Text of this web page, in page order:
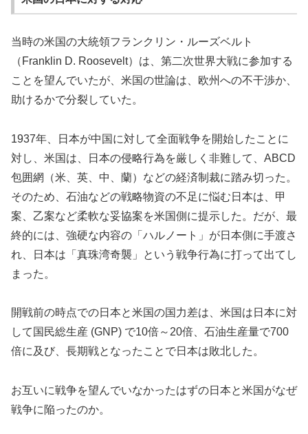
当時の米国の大統領フランクリン・ルーズベルト
（Franklin D. Roosevelt）は、第二次世界大戦に参加する
ことを望んでいたが、米国の世論は、欧州への不干渉か、
助けるかで分裂していた。
1937年、日本が中国に対して全面戦争を開始したことに
対し、米国は、日本の侵略行為を厳しく非難して、ABCD
包囲網（米、英、中、蘭）などの経済制裁に踏み切った。
そのため、石油などの戦略物資の不足に悩む日本は、甲
案、乙案など柔軟な妥協案を米国側に提示した。だが、最
終的には、強硬な内容の「ハルノート」が日本側に手渡さ
れ、日本は「真珠湾奇襲」という戦争行為に打って出てし
まった。
開戦前の時点での日本と米国の国力差は、米国は日本に対
して国民総生産 (GNP) で10倍～20倍、石油生産量で700
倍に及び、長期戦となったことで日本は敗北した。
お互いに戦争を望んでいなかったはずの日本と米国がなぜ
戦争に陥ったのか。